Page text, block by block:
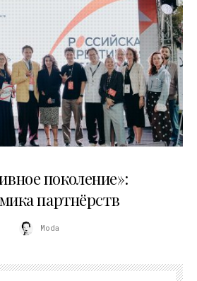
поколение»:
партнёрств
Moda